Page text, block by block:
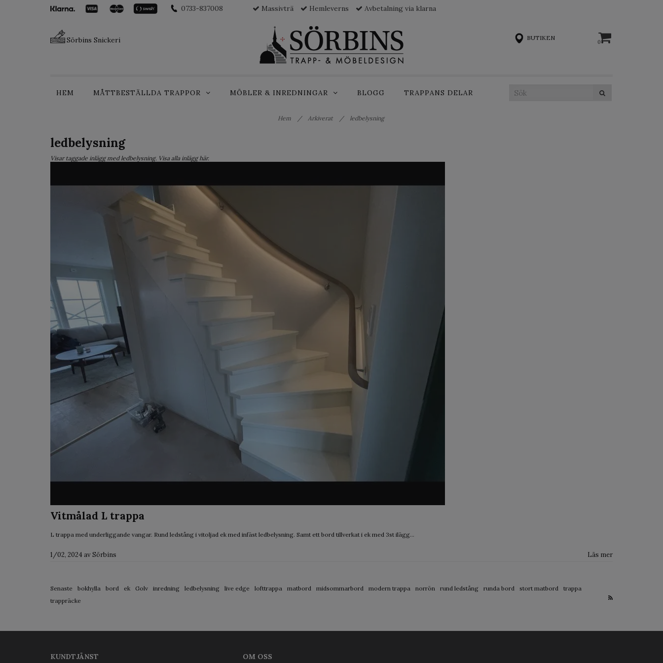
0733-837008 Massivträ Hemleverns Avbetalning via klarna
0
Sörbins Snickeri BUTIKEN
HEM MÅTTBESTÄLLDA TRAPPOR MÖBLER & INREDNINGAR BLOGG TRAPPANS DELAR
Hem / Arkiverat / ledbelysning
ledbelysning
Visar taggade inlägg med ledbelysning. Visa alla inlägg här.
Vitmålad L trappa
L trappa med underliggande vangar. Rund ledstång i vitoljad ek med infäst ledbelysning. Samt ett bord tillverkat i ek med 3st ilägg...
1/02, 2024avSörbins Läs mer
Senaste bokhylla bord ek Golv inredning ledbelysning live edge lofttrappa matbord midsommarbord modern trappa norrön rund ledstång runda bord stort matbord
trappa
trappräcke
KUNDTJÄNST OM OSS